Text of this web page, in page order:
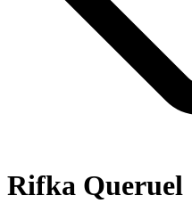
Rifka Queruel